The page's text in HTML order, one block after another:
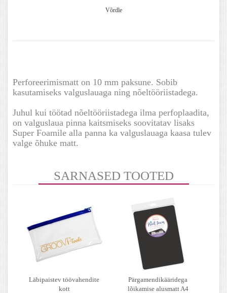
Võrdle
Perforeerimismatt on 10 mm paksune. Sobib
kasutamiseks valguslauaga ning nõeltööriistadega.
Juhul kui töötad nõeltööriistadega ilma perfoplaadita,
on valguslaua pinna kaitsmiseks soovitatav lisaks
Super Foamile alla panna ka valguslauaga kaasa tulev
valge õhuke matt.
SARNASED TOOTED
Läbipaistev töövahendite
kott
Pärgamendikääridega
lõikamise alusmatt A4